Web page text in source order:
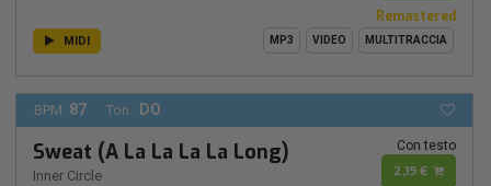
Remastered
MIDI MP3 VIDEO MULTITRACCIA
BPM: 87 Ton.: DO
Sweat (A La La La La Long)
Inner Circle
Con testo
2,19 €